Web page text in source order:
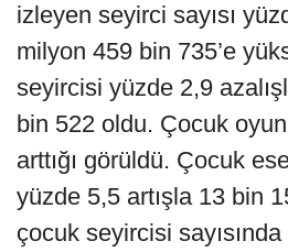
izleyen seyirci sayısı
milyon 459 bin 735’e
seyircisi yüzde 2,9
bin 522 oldu. Çocuk
arttığı görüldü. Çocuk
yüzde 5,5 artışla 13 bin
çocuk seyircisi